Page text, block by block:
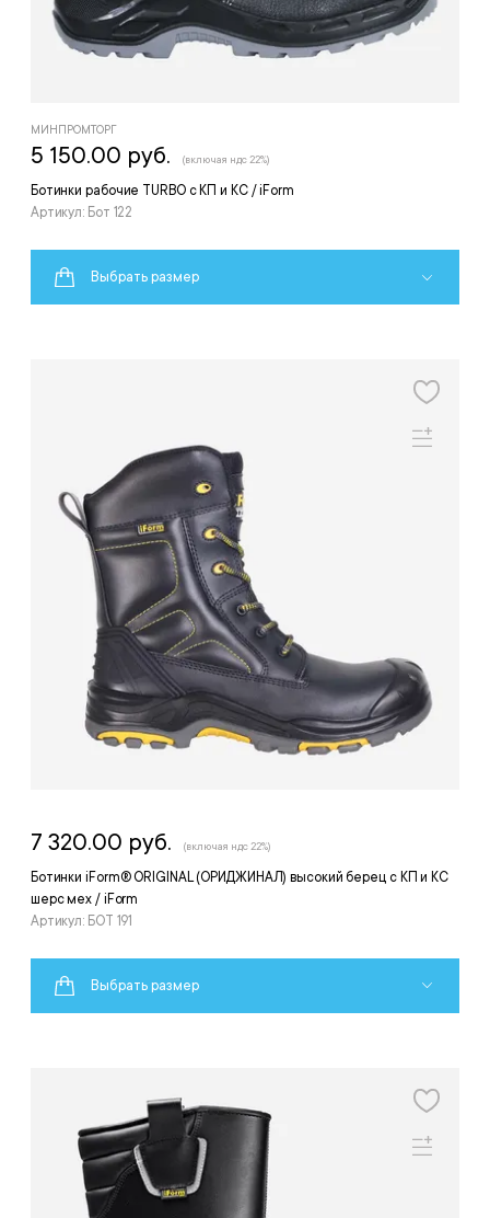
Ботинки рабочие TURBO с КП и КС / iForm
Артикул: Бот 122
МИНПРОМТОРГ
5 150.00 руб. (включая ндс 22%)
Выбрать размер
Ботинки iForm® ORIGINAL (ОРИДЖИНАЛ) высокий берец с КП и КС
шерс мех / iForm
Артикул: БОТ 191
7 320.00 руб. (включая ндс 22%)
Выбрать размер